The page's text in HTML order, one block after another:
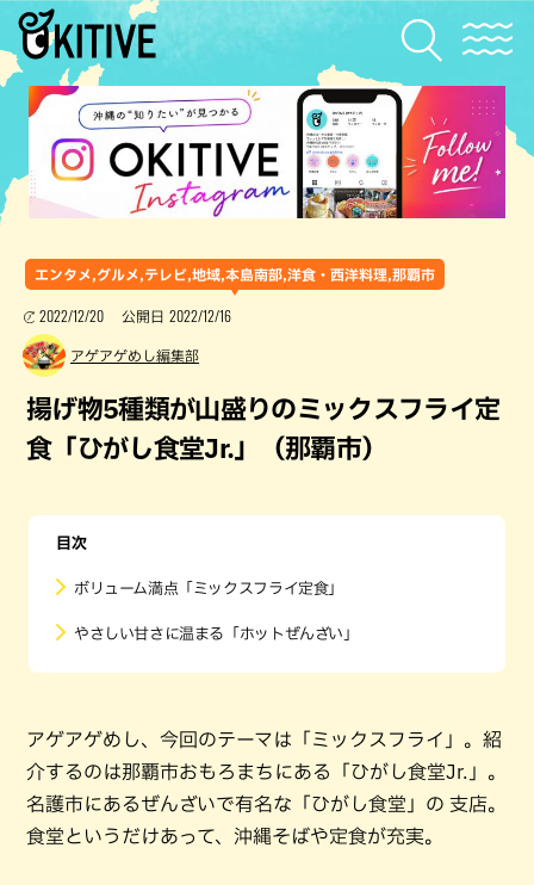
エンタメ,グルメ,テレビ,地域,本島南部,洋食・西洋料理,那覇市
2022/12/20 公開日 2022/12/16
アゲアゲめし編集部
揚げ物5種類が山盛りのミックスフライ定
食「ひがし食堂Jr.」（那覇市）
目次
ボリューム満点「ミックスフライ定食」
やさしい甘さに温まる「ホットぜんざい」
アゲアゲめし、今回のテーマは「ミックスフライ」。紹
介するのは那覇市おもろまちにある「ひがし食堂Jr.」。
名護市にあるぜんざいで有名な「ひがし食堂」の 支店。
食堂というだけあって、沖縄そばや定食が充実。